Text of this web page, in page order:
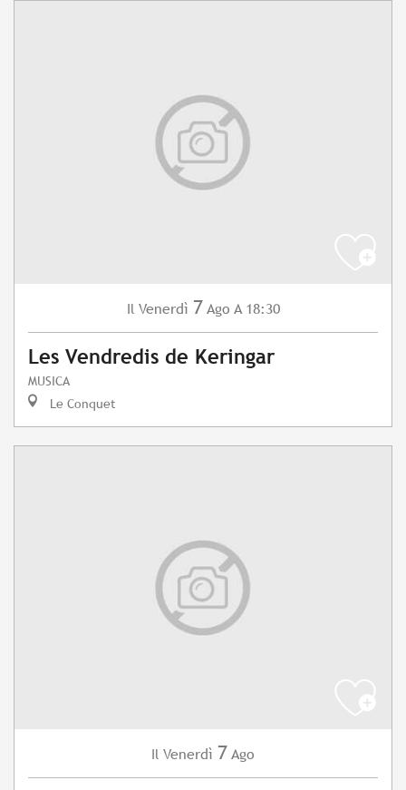
Il Venerdì 7 Ago A 18:30
Les Vendredis de Keringar
MUSICA
Le Conquet
Il Venerdì 7 Ago